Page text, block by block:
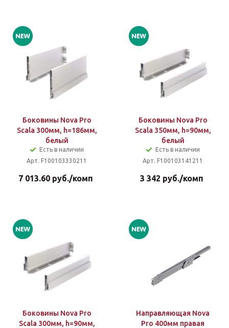
Боковины Nova Pro
Scala 300мм, h=186мм,
белый
Есть в наличии
Арт. F100103330211
7 013.60 руб./комп
Боковины Nova Pro
Scala 350мм, h=90мм,
белый
Есть в наличии
Арт. F100103141211
3 342 руб./комп
Боковины Nova Pro
Scala 300мм, h=90мм,
Направляющая Nova
Pro 400мм правая